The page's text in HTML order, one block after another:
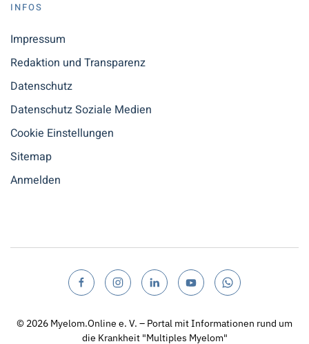
INFOS
Impressum
Redaktion und Transparenz
Datenschutz
Datenschutz Soziale Medien
Cookie Einstellungen
Sitemap
Anmelden
© 2026 Myelom.Online e. V. – Portal mit Informationen rund um
die Krankheit "Multiples Myelom"